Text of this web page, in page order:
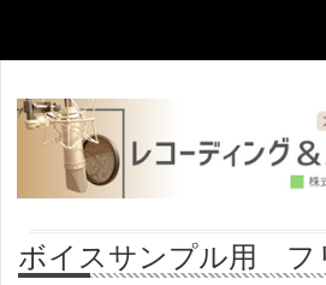
ボイスサンプル用 フ